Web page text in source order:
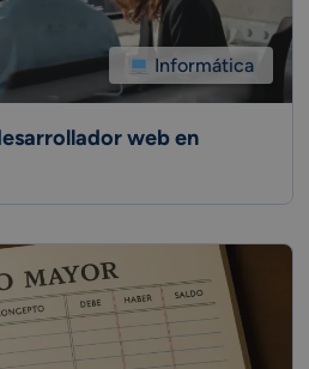
Informática
web en